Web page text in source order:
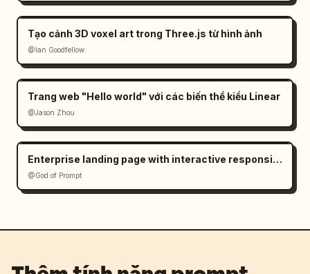
Tạo cảnh 3D voxel art trong Three.js từ hình ảnh
@Ian Goodfellow
Trang web "Hello world" với các biến thể kiểu Linear
@Jason Zhou
Enterprise landing page with interactive responsive design
@God of Prompt